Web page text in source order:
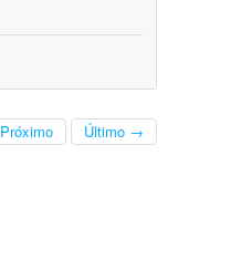
Próximo Último →